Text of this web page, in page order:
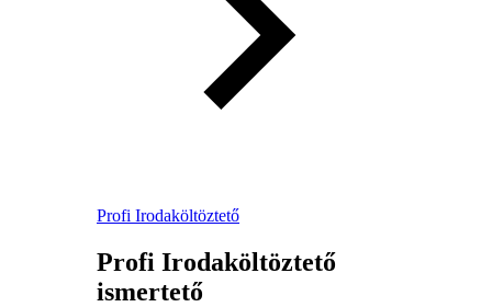
Profi Irodaköltöztető
Profi Irodaköltöztető
ismertető